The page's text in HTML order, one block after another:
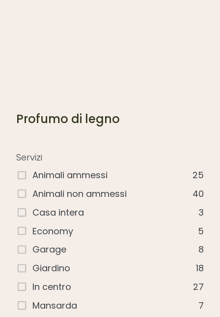
Profumo di legno
Servizi
Animali ammessi
25
Animali non ammessi
40
Casa intera
3
Economy
5
Garage
8
Giardino
18
In centro
27
Mansarda
7